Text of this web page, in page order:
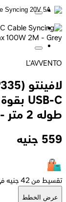
L'AVVENTO
طوله 2 متر - رمادي
559 جنيه
تقسيط من 42 جنيه فى الشهر حتى 24 الشهر
عرض الخطط